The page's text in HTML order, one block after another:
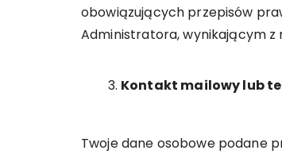
obowiązujących przepisów
Administratora, wynikającym z
Kontakt mailowy lub
Twoje dane osobowe podane